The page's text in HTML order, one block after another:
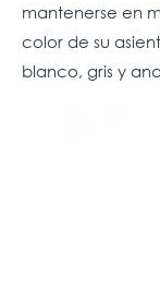
mantenerse en
color de su
blanco, gris y